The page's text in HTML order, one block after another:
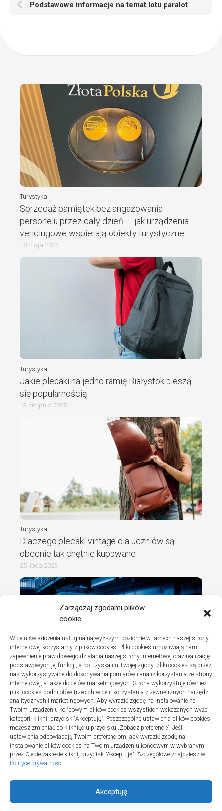
Zarządzaj zgodami plików
cookie
W celu świadczenia usług na najwyższym poziomie w ramach naszej strony
internetowej korzystamy z plików cookies. Pliki cookies umożliwiają nam
zapewnienie prawidłowego działania naszej strony internetowej oraz realizację
podstawowych jej funkcji, a po uzyskaniu Twojej zgody, pliki cookies są przez
nas wykorzystywane do dokonywania pomiarów i analiz korzystania ze strony
internetowej, a także do celów marketingowych. Strona wykorzystuje również
pliki cookies podmiotów trzecich w celu korzystania z zewnętrznych narzędzi
analitycznych i marketingowych. Aby wyrazić zgodę na instalowanie na
Twoim urządzeniu końcowym plików cookies wszystkich wskazanych wyżej
kategorii kliknij przycisk "Akceptuję". Poszczególne ustawienia plików cookies
możesz zmieniać po kliknięciu przycisku „Zobacz preferencje”. Jeśli
ustawienia odpowiadają Twoim preferencjom, aby wyrazić zgodę na
instalowanie plików cookies na Twoim urządzeniu końcowym w wybranym
przez Ciebie zakresie kliknij przycisk "Akceptuję". Szczegółowe znajdziesz w
Polityce prywatności.
Akceptuję
Podstawowe informacje na temat lotu paralot
Turystyka
Sprzedaż pamiątek bez angażowania
personelu przez cały dzień — jak urządzenia
vendingowe wspierają obiekty turystyczne
18 maja 2026
Turystyka
Jakie plecaki na jedno ramię Białystok cieszą
się popularnością
13 sierpnia 2025
Turystyka
Dlaczego plecaki vintage dla uczniów są
obecnie tak chętnie kupowane
25 lipca 2025
Turystyka
Jak wybrać dobrą firmę do instalacji
sanitarnych w szpitalach
20 lipca 2025